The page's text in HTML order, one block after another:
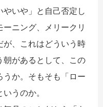
いや」と自己否定し
ニング、メリークリ
が、これはどういう時
朝があるとして、この
か。そもそも「ロー
うのか。